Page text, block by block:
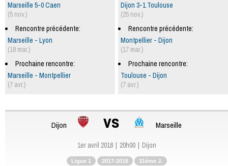
Dijon 3-1 Toulouse
(25 nov.)
Rencontre précédente:
Montpellier - Dijon
(17 mar.)
Prochaine rencontre:
Toulouse - Dijon
(7 avr.)
Marseille 5-0 Caen
(5 nov.)
Rencontre précédente:
Marseille - Lyon
(18 mar.)
Prochaine rencontre:
Marseille - Montpellier
(7 avr.)
Dijon vs Marseille
1er avril 2018 20h00 Dijon
Ligue 1 2017-2018 31ème J.